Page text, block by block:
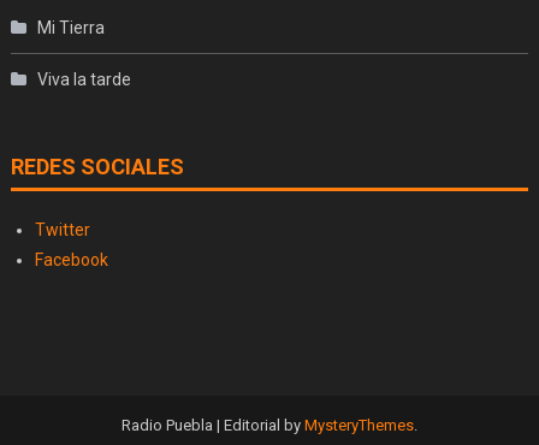
Mi Tierra
Viva la tarde
REDES SOCIALES
Twitter
Facebook
Radio Puebla | Editorial by MysteryThemes